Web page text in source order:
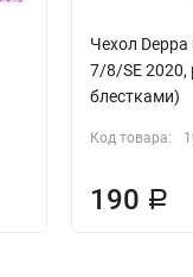
Чехол Deppa
7/8/SE 2020,
блестками)
Код товара:
190 Р